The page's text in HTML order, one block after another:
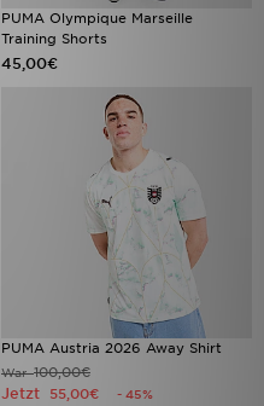
PUMA Olympique Marseille
Training Shorts
45,00€
PUMA Austria 2026 Away Shirt
War100,00€
Jetzt 55,00€ - 45%